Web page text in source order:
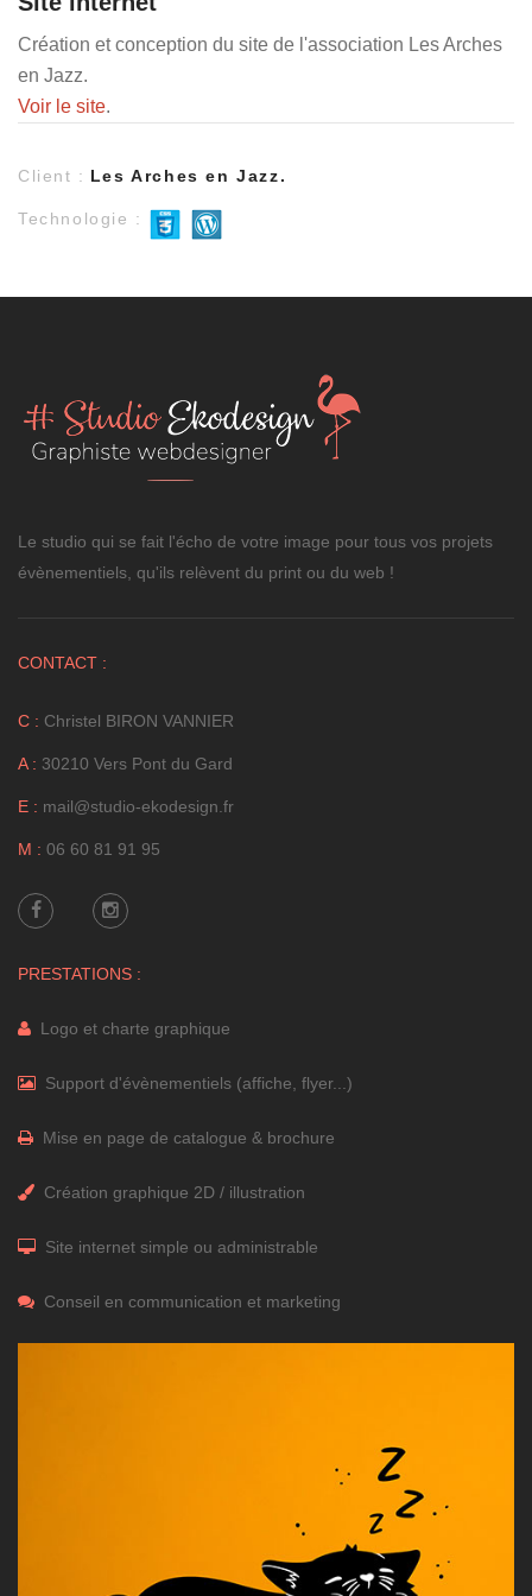
Création et conception du site de l'association Les Arches
en Jazz.
Voir le site.
Client : Les Arches en Jazz.
Technologie :
Le studio qui se fait l'écho de votre image pour tous vos projets
évènementiels, qu'ils relèvent du print ou du web !
CONTACT :
C : Christel BIRON VANNIER
A : 30210 Vers Pont du Gard
E : mail@studio-ekodesign.fr
M : 06 60 81 91 95
PRESTATIONS :
Logo et charte graphique
Support d'évènementiels (affiche, flyer...)
Mise en page de catalogue & brochure
Création graphique 2D / illustration
Site internet simple ou administrable
Conseil en communication et marketing